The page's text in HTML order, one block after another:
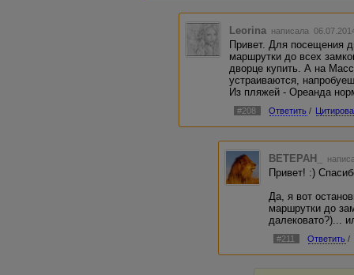
Leorina написала
Привет. Для посещения
маршрутки до всех
дворце купить. А на
устраиваются,
Из пляжей - Ореанда
#208 Ответить /
BETEPAH_
Привет! :)
Да, я вот
маршрутки до
далековато?)...
#211 Ответить /